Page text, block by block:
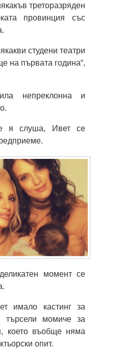
треторазряден
провинция със
студени театри
на първата година“,
непреклонна и
я слуша, Ивет се
момент се
имало кастинг за
момиче за
което въобще няма
опит.